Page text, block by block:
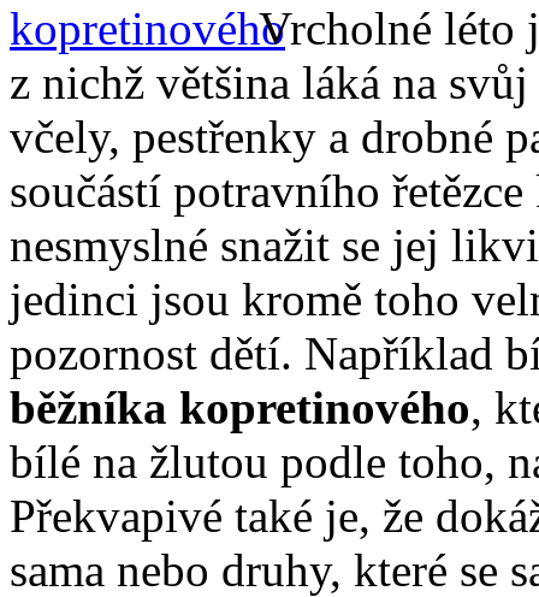
Vrcholné léto
z nichž většina láká na
včely, pestřenky a drobné
součástí potravního
nesmyslné snažit se jej
jedinci jsou kromě toho
pozornost dětí. Například
běžníka kopretinového,
bílé na žlutou podle toho,
Překvapivé také je, že
sama nebo druhy, které se